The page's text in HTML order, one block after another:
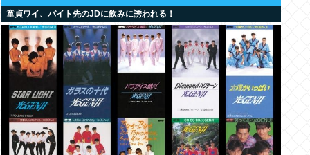
童貞ワイ、バイト先のJDに飲みに誘われる！